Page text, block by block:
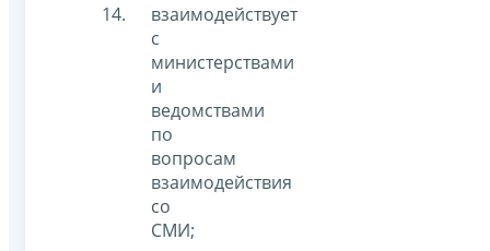
взаимодействует
с
министерствами
и
ведомствами
по
вопросам
взаимодействия
со
СМИ;